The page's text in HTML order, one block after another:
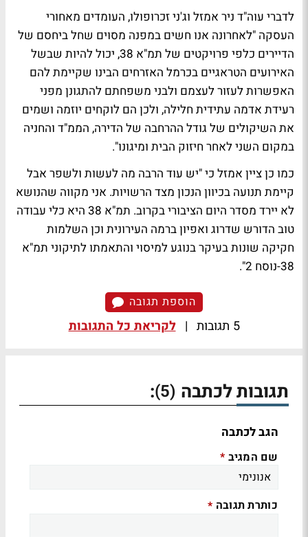
לדברי עוה"ד ניר אמזל וג'ני זכרופולו, העומדים מאחורי
העסקה "לאחרונה אנו חשים במפנה מסוים שחל ביחסם של
הדיירים כלפי פרויקטים של תמ"א 38, יכול להיות שבשל
האירועים הטראגיים בכרמל האזרחים הבינו שקיימת להם
האפשרות לעזור לעצמם ולבני משפחתם להתגונן מפני
רעידת אדמה עתידית חלילה, ולכן הם לוקחים יוזמה ושמים
את השיקולים של גודל ההרחבה של הדירה, הממ"ד והחניה
במקום השני לאחר חיזוק הבית ומיגונו".
כמו כן ציין אמזל כי "יש עוד הרבה מה לעשות ולשפר אבל
קיימת תנועה בכיוון הנכון מצד הרשויות. אני מקווה שהנושא
לא יירד מסדר היום הציבורי בקרוב. תמ"א 38 היא כלי עבודה
טוב הדורש שדרוג ואפיון ברמה העירונית וכן השלמות
חקיקה שונות בעיקר בנוגע למיסוי והתאמתו לתיקוני תמ"א
38-נוסח 2".
הוספת תגובה
5 תגובות | לקריאת כל התגובות
תגובות לכתבה (5)
:
הגב לכתבה
שם המגיב *
כותרת תגובה *